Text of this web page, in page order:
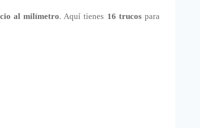
al milímetro. Aquí tienes 16 trucospara